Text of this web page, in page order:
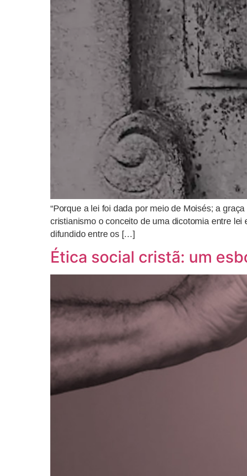
“Porque a lei foi dada por meio de Moisés; a
cristianismo o conceito de uma dicotomia entre
difundido entre os […]
Ética social cristã: um